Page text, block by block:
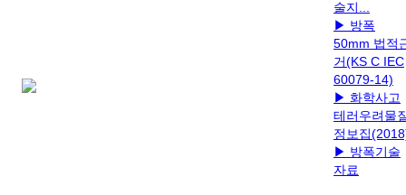
술지...
▶ 방폭
50mm 법적
거(KS C IEC
60079-14)
▶ 화학사고
테러우려물
정보집
▶ 방폭기술
자료